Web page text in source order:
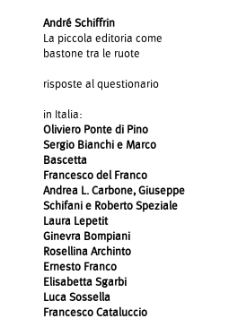
André Schiffrin
La piccola editoria come
bastone tra le ruote
risposte al questionario
in Italia:
Oliviero Ponte di Pino
Sergio Bianchi e Marco
Bascetta
Francesco del Franco
Andrea L. Carbone, Giuseppe
Schifani e Roberto Speziale
Laura Lepetit
Ginevra Bompiani
Rosellina Archinto
Ernesto Franco
Elisabetta Sgarbi
Luca Sossella
Francesco Cataluccio